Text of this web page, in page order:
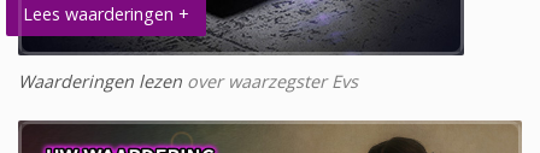
Lees waarderingen +
Waarderingen lezen over waarzegster Evs